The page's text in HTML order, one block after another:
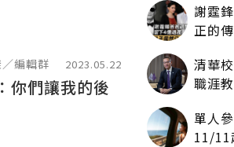
編輯群 2023.05.22
你們讓我的後
謝霆
正的
清華
職涯
單人
11/11